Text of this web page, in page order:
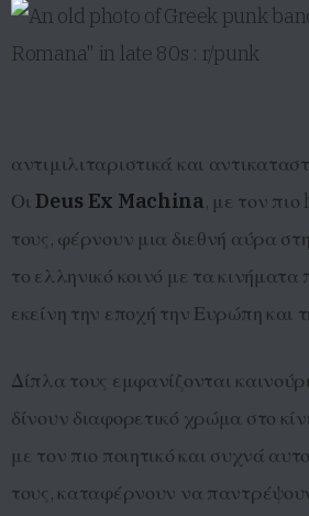
αντιμιλιταριστικά και
ΟιDeus Ex Machina, με τον
τους, φέρνουν μια διεθνή αύρα
το ελληνικό κοινό με τα
εκείνη την εποχή την Ευρώπη και
Δίπλα τους εμφανίζονται
δίνουν διαφορετικό χρώμα στο
με τον πιο ποιητικό και συχνά
τους, καταφέρνουν να